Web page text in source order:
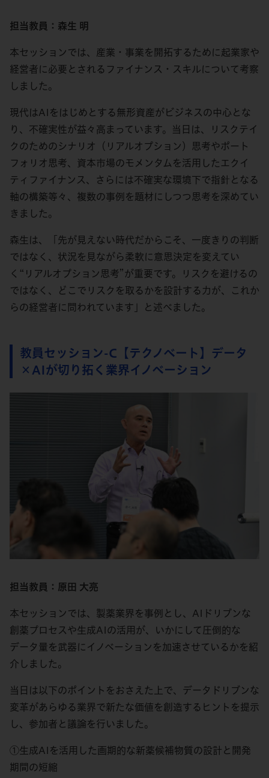
担当教員：森生 明
本セッションでは、産業・事業を開拓するために起業家や
経営者に必要とされるファイナンス・スキルについて考察
しました。
現代はAIをはじめとする無形資産がビジネスの中心とな
り、不確実性が益々高まっています。当日は、リスクテイ
クのためのシナリオ（リアルオプション）思考やポート
フォリオ思考、資本市場のモメンタムを活用したエクイ
ティファイナンス、さらには不確実な環境下で指針となる
軸の構築等々、複数の事例を題材にしつつ思考を深めてい
きました。
森生は、「先が見えない時代だからこそ、一度きりの判断
ではなく、状況を見ながら柔軟に意思決定を変えてい
く“リアルオプション思考”が重要です。リスクを避けるの
ではなく、どこでリスクを取るかを設計する力が、これか
らの経営者に問われています」と述べました。
教員セッション-C【テクノベート】データ
×AIが切り拓く業界イノベーション
担当教員：原田 大亮
本セッションでは、製薬業界を事例とし、AIドリブンな
創薬プロセスや生成AIの活用が、いかにして圧倒的な
データ量を武器にイノベーションを加速させているかを紹
介しました。
当日は以下のポイントをおさえた上で、データドリブンな
変革があらゆる業界で新たな価値を創造するヒントを提示
し、参加者と議論を行いました。
①生成AIを活用した画期的な新薬候補物質の設計と開発
期間の短縮